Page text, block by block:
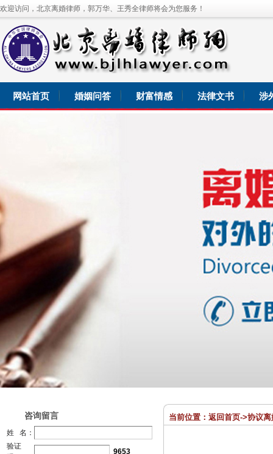
欢迎访问，北京离婚律师，郭万华、王秀全律师将会为您服务！
网站首页 婚姻问答 财富情感 法律文书 涉
咨询留言
姓 名：
验证
9653
当前位置： 返回首页->协议离